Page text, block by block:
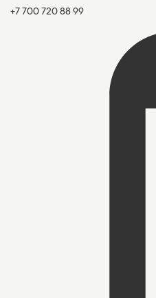
+7 700 720 88 99